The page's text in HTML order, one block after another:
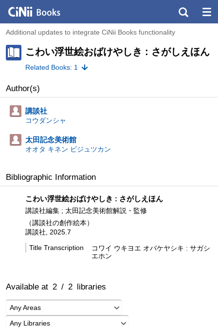
Additional updates to integrate CiNii Books functionality
こわい浮世絵おばけやしき : さがしえほん
Related Books: 1
Author(s)
講談社
コウダンシャ
太田記念美術館
オオタ キネン ビジュツカン
Bibliographic Information
こわい浮世絵おばけやしき : さがしえほん
講談社編集 ; 太田記念美術館解説・監修
（講談社の創作絵本）
講談社, 2025.7
Title Transcription
コワイ ウキヨエ オバケヤシキ : サガシ
エホン
Available at 2 / 2 libraries
Any Areas
Any Libraries